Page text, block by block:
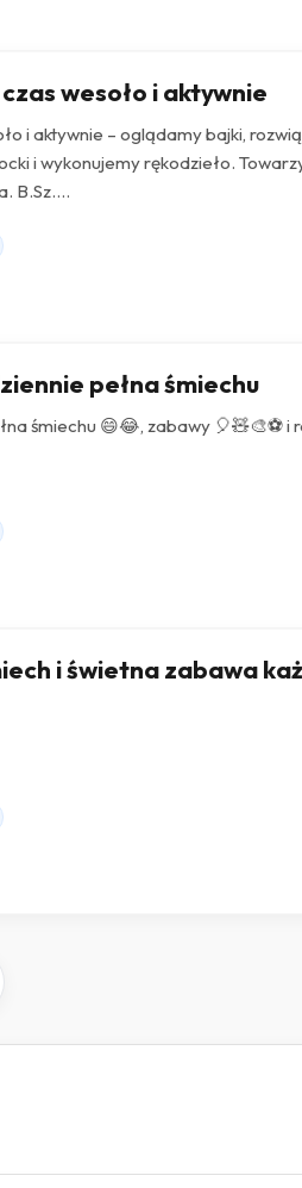
wesoło i aktywnie
i aktywnie – oglądamy bajki,
i wykonujemy rękodzieło.
B.Sz....
pełna śmiechu
śmiechu 😄😂, zabawy 🎈🧸🎨⚽ i
i świetna zabawa